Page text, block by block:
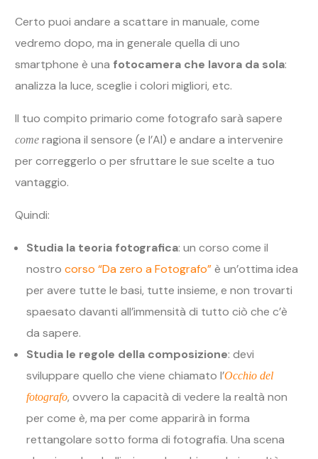
Certo puoi andare a scattare in manuale, come
vedremo dopo, ma in generale quella di uno
smartphone è una fotocamera che lavora da sola:
analizza la luce, sceglie i colori migliori, etc.
Il tuo compito primario come fotografo sarà sapere
come ragiona il sensore (e l’AI) e andare a intervenire
per correggerlo o per sfruttare le sue scelte a tuo
vantaggio.
Quindi:
Studia la teoria fotografica: un corso come il
nostrocorso “Da zero a Fotografo”è un’ottima idea
per avere tutte le basi, tutte insieme, e non trovarti
spaesato davanti all’immensità di tutto ciò che c’è
da sapere.
Studia le regole della composizione: devi
sviluppare quello che viene chiamato l’Occhio del
fotografo, ovvero la capacità di vedere la realtà non
per come è, ma per come apparirà in forma
rettangolare sotto forma di fotografia. Una scena